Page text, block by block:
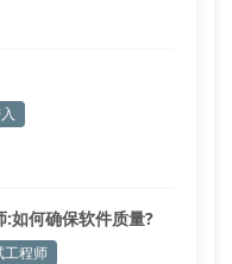
如何确保软件质量?
工程师